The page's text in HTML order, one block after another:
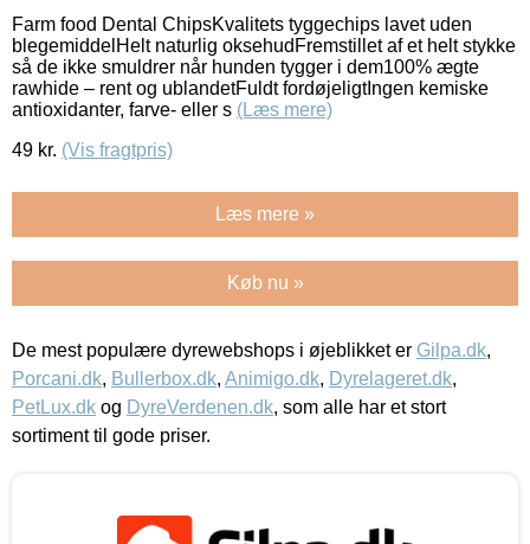
Farm food Dental ChipsKvalitets tyggechips lavet uden
blegemiddelHelt naturlig oksehudFremstillet af et helt stykke
så de ikke smuldrer når hunden tygger i dem100% ægte
rawhide – rent og ublandetFuldt fordøjeligtIngen kemiske
antioxidanter, farve- eller s (Læs mere)
49 kr. (Vis fragtpris)
Læs mere »
Køb nu »
De mest populære dyrewebshops i øjeblikket er Gilpa.dk,
Porcani.dk, Bullerbox.dk, Animigo.dk, Dyrelageret.dk,
PetLux.dk og DyreVerdenen.dk, som alle har et stort
sortiment til gode priser.